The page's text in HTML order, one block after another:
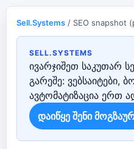
Sell.Systems / SEO snapshot
SELL.SYSTEMS
ივარჯიშეთ საკუთარ
გარეშე: ვებსაიტები,
ავტომატიზაცია ერთ
დაიწყე შენი